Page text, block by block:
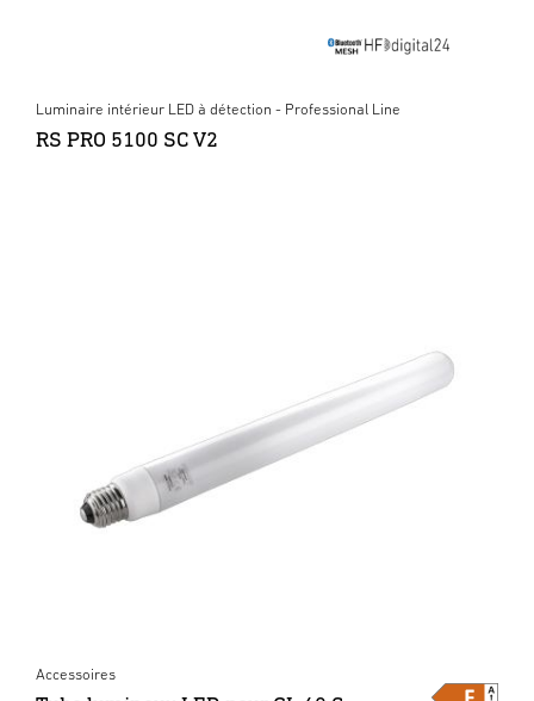
Luminaire intérieur LED à détection - Professional Line
RS PRO 5100 SC V2
Accessoires